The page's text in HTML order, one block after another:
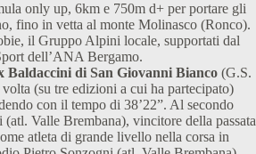
only up, 6km e 750m d+ per portare gli
fino in vetta al monte Molinasco (Ronco).
il Gruppo Alpini locale, supportati dal
dell’ANA Bergamo.
Baldaccini di San Giovanni Bianco (G.S.
(su tre edizioni a cui ha partecipato)
con il tempo di 38’22”. Al secondo
Valle Brembana), vincitore della passata
atleta di grande livello nella corsa in